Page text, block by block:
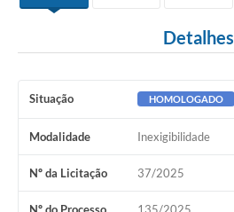
Cultura
Meio Ambiente
Conheça Delfim Moreira
JORNADA DO PATRIMÔNIO
Detalhes
Situação HOMOLOGADO
Modalidade Inexigibilidade
Nº da Licitação 37/2025